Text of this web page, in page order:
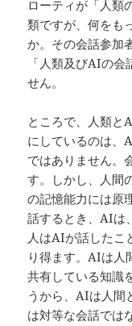
ローティが「人類
類ですが、何をも
か。その会話参加
「人類及びAIの
せん。
ところで、人類と
にしているのは、
ではありません。
す。しかし、人間
の記憶能力には原
話するとき、AIは
人はAIが話したこ
り得ます。AIは人
共有している知識
うから、AIは人間
は対等な会話では